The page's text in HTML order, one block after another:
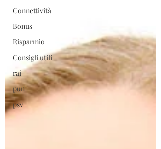
Connettività
Bonus
Risparmio
Consigli utili
rai
pun
psv